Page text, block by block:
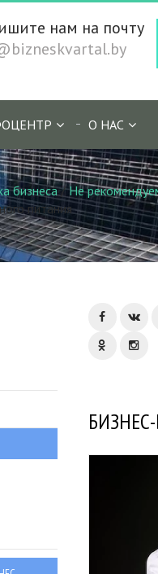
нам на почту
О НАС
бизнеса/Не
питания